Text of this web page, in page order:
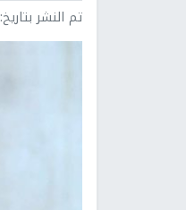
تم النشر بتاريخ: